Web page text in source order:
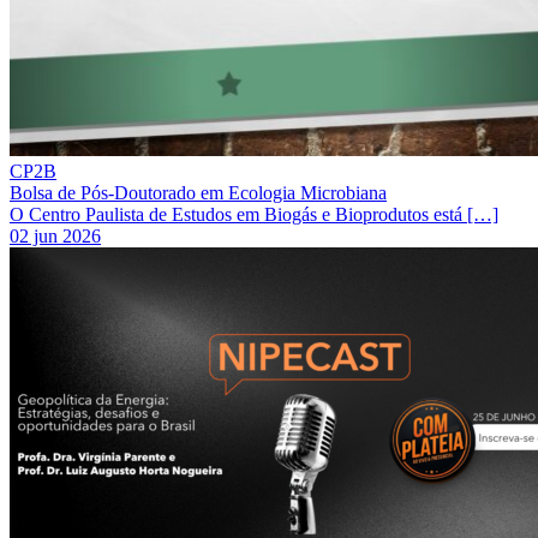
CP2B
Bolsa de Pós-Doutorado em Ecologia Microbiana
O Centro Paulista de Estudos em Biogás e Bioprodutos está […]
02 jun 2026